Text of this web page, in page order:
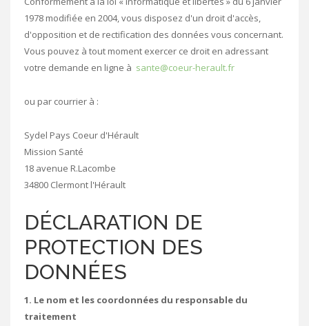
1978 modifiée en 2004, vous disposez d'un droit d'accès,
d'opposition et de rectification des données vous concernant.
Vous pouvez à tout moment exercer ce droit en adressant
votre demande en ligne à sante@coeur-herault.fr
ou par courrier à :
Sydel Pays Coeur d'Hérault
Mission Santé
18 avenue R.Lacombe
34800 Clermont l'Hérault
DÉCLARATION DE
PROTECTION DES
DONNÉES
1. Le nom et les coordonnées du responsable du
traitement